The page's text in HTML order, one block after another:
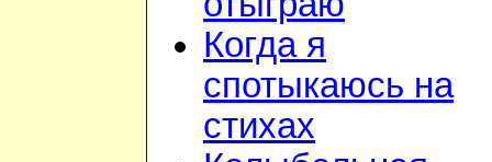
Когда я
спотыкаюсь на
стихах